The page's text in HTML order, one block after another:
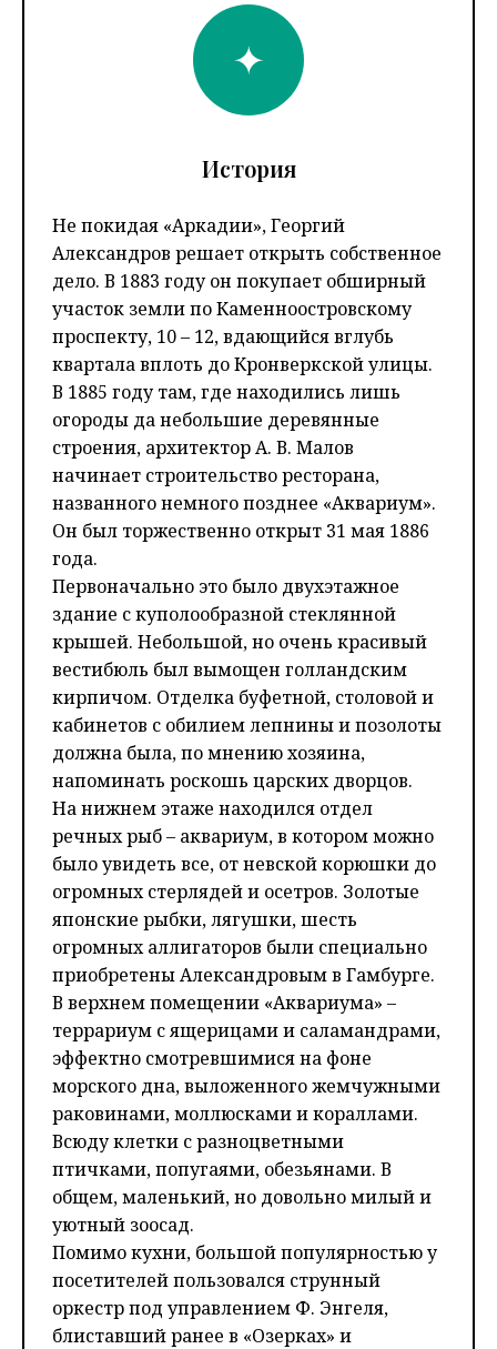
История
Не покидая «Аркадии», Георгий
Александров решает открыть собственное
дело. В 1883 году он покупает обширный
участок земли по Каменноостровскому
проспекту, 10 – 12, вдающийся вглубь
квартала вплоть до Кронверкской улицы.
В 1885 году там, где находились лишь
огороды да небольшие деревянные
строения, архитектор А. В. Малов
начинает строительство ресторана,
названного немного позднее «Аквариум».
Он был торжественно открыт 31 мая 1886
года.
Первоначально это было двухэтажное
здание с куполообразной стеклянной
крышей. Небольшой, но очень красивый
вестибюль был вымощен голландским
кирпичом. Отделка буфетной, столовой и
кабинетов с обилием лепнины и позолоты
должна была, по мнению хозяина,
напоминать роскошь царских дворцов.
На нижнем этаже находился отдел
речных рыб – аквариум, в котором можно
было увидеть все, от невской корюшки до
огромных стерлядей и осетров. Золотые
японские рыбки, лягушки, шесть
огромных аллигаторов были специально
приобретены Александровым в Гамбурге.
В верхнем помещении «Аквариума» –
террариум с ящерицами и саламандрами,
эффектно смотревшимися на фоне
морского дна, выложенного жемчужными
раковинами, моллюсками и кораллами.
Всюду клетки с разноцветными
птичками, попугаями, обезьянами. В
общем, маленький, но довольно милый и
уютный зоосад.
Помимо кухни, большой популярностью у
посетителей пользовался струнный
оркестр под управлением Ф. Энгеля,
блиставший ранее в «Озерках» и